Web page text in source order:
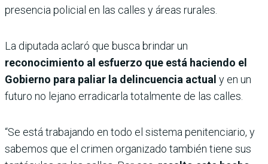
presencia policial en las calles y áreas rurales.
La diputada aclaró que busca brindar un
reconocimiento al esfuerzo que está haciendo el
Gobierno para paliar la delincuencia actual y en un
futuro no lejano erradicarla totalmente de las calles.
“Se está trabajando en todo el sistema penitenciario, y
sabemos que el crimen organizado también tiene sus